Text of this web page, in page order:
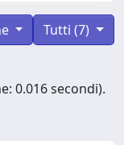
Tutti (7)
0.016 secondi).